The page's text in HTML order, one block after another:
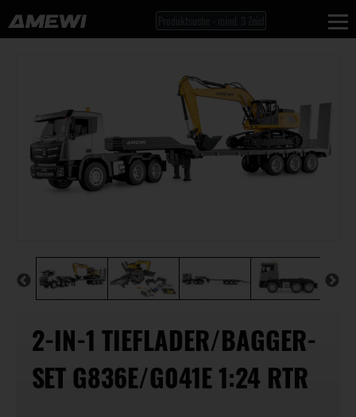
2-IN-1 TIEFLADER/BAGGER-
SET G836E/G041E 1:24 RTR